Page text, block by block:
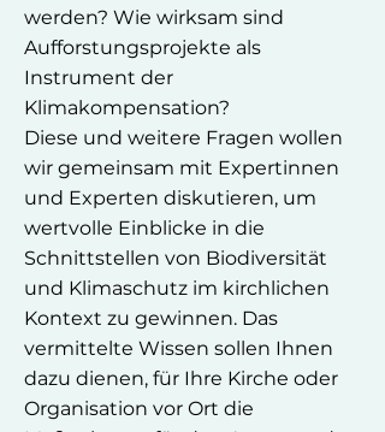
werden? Wie wirksam sind
Aufforstungsprojekte als
Instrument der
Klimakompensation?
Diese und weitere Fragen wollen
wir gemeinsam mit Expertinnen
und Experten diskutieren, um
wertvolle Einblicke in die
Schnittstellen von Biodiversität
und Klimaschutz im kirchlichen
Kontext zu gewinnen. Das
vermittelte Wissen sollen Ihnen
dazu dienen, für Ihre Kirche oder
Organisation vor Ort die